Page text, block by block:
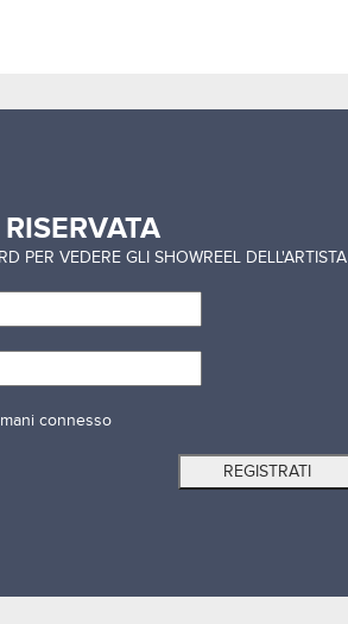
RISERVATA
PER VEDERE GLI SHOWREEL DELL'ARTISTA
connesso